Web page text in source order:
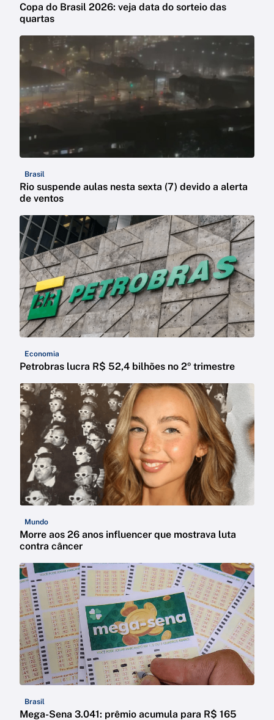
Copa do Brasil 2026: veja data do sorteio das
quartas
Brasil
Rio suspende aulas nesta sexta (7) devido a alerta
de ventos
Economia
Petrobras lucra R$ 52,4 bilhões no 2º trimestre
Mundo
Morre aos 26 anos influencer que mostrava luta
contra câncer
Brasil
Mega-Sena 3.041: prêmio acumula para R$ 165